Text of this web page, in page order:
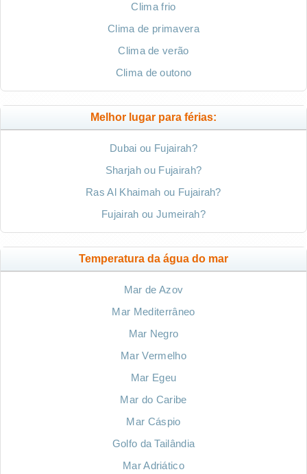
Clima frio
Clima de primavera
Clima de verão
Clima de outono
Melhor lugar para férias:
Dubai ou Fujairah?
Sharjah ou Fujairah?
Ras Al Khaimah ou Fujairah?
Fujairah ou Jumeirah?
Temperatura da água do mar
Mar de Azov
Mar Mediterrâneo
Mar Negro
Mar Vermelho
Mar Egeu
Mar do Caribe
Mar Cáspio
Golfo da Tailândia
Mar Adriático